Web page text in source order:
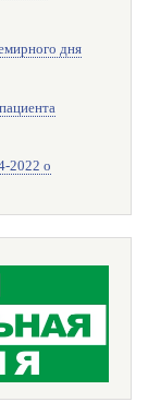
дня
2022 о